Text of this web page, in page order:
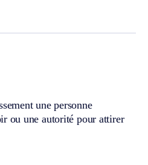
une personne
ou une autorité pour attirer